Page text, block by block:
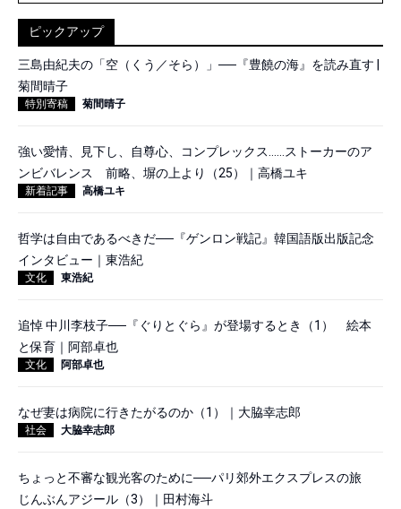
ピックアップ
三島由紀夫の「空（くう／そら）」──『豊饒の海』を読み直す |
菊間晴子
特別寄稿 菊間晴子
強い愛情、見下し、自尊心、コンプレックス……ストーカーのア
ンビバレンス 前略、塀の上より（25）｜高橋ユキ
新着記事 高橋ユキ
哲学は自由であるべきだ──『ゲンロン戦記』韓国語版出版記念
インタビュー｜東浩紀
文化 東浩紀
追悼 中川李枝子──『ぐりとぐら』が登場するとき（1） 絵本
と保育｜阿部卓也
文化 阿部卓也
なぜ妻は病院に行きたがるのか（1）｜大脇幸志郎
社会 大脇幸志郎
ちょっと不審な観光客のために──パリ郊外エクスプレスの旅
じんぶんアジール（3）｜田村海斗